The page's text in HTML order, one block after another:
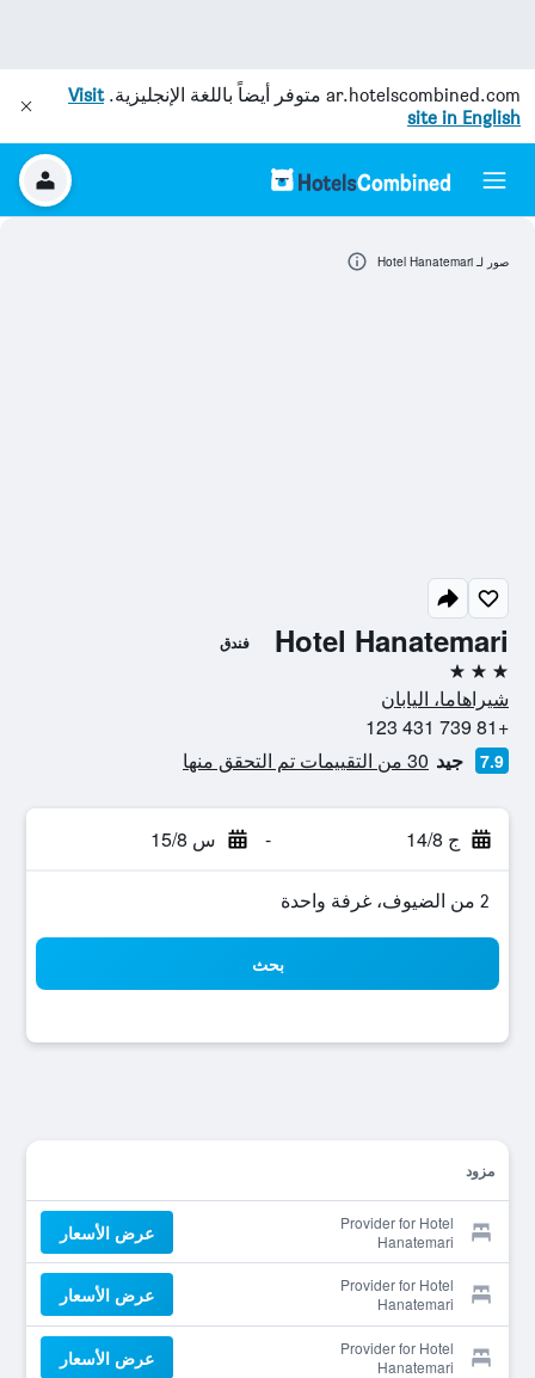
ar.hotelscombined.com متوفر أيضاً باللغة الإنجليزية.Visit
site in English
Hotel Hanatemari فندق
3 نجوم
شيراهاما، اليابان
+81 739 431 123
7.9 جيد 30 من التقييمات تم التحقق منها
ج 14/8 - س 15/8
2 من الضيوف، غرفة واحدة
بحث
مزود
Provider for Hotel
Hanatemari
عرض الأسعار
Provider for Hotel
Hanatemari
عرض الأسعار
Provider for Hotel
Hanatemari
عرض الأسعار
صور لـ Hotel Hanatemari